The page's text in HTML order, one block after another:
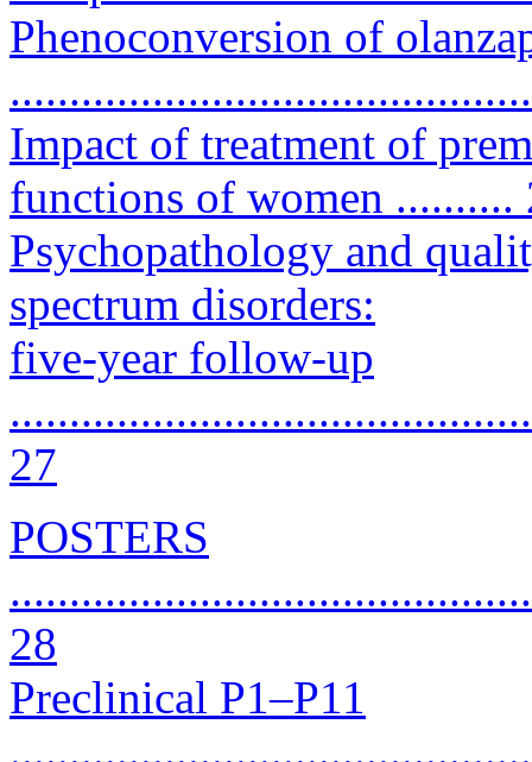
Phenoconversion of
Impact of treatment of
functions of women ..........
Psychopathology and
spectrum disorders:
five-year follow-up
27
POSTERS
28
Preclinical P1–P11